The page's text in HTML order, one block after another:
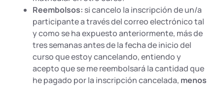
Reembolsos: si cancelo la inscripción de un/a
participante a través del correo electrónico tal
y como se ha expuesto anteriormente, más de
tres semanas antes de la fecha de inicio del
curso que estoy cancelando, entiendo y
acepto que se me reembolsará la cantidad que
he pagado por la inscripción cancelada, menos